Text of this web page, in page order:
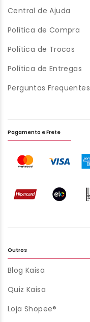
Central de Ajuda
Política de Compra
Política de Trocas
Política de Entregas
Perguntas Frequentes
Outros
Blog Kaisa
Quiz Kaisa
Loja Shopee®
Pagamento e Frete